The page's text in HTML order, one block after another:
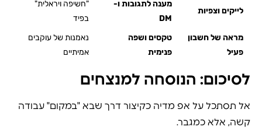
לייקים וצפיות
מענה לתגובות ו-
DM
"חשיפה ויראלית"
בפיד
מראה של חשבון
פעיל
טקסים ושפה
פנימית
נאמנות של עוקבים
אמיתיים
לסיכום: הנוסחה למנצחים
אל תסתכל על אפ מדיה כקיצור דרך שבא "במקום" עבודה
קשה, אלא כמגבר.